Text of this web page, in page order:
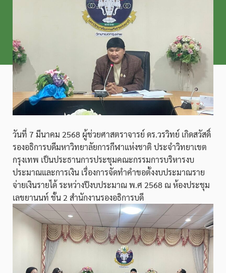
วันที่ 7 มีนาคม 2568 ผู้ช่วยศาสตราจารย์ ดร.วรวิทย์ เกิดสวัสดิ์
รองอธิการบดีมหาวิทยาลัยการกีฬาแห่งชาติ ประจำวิทยาเขต
กรุงเทพ เป็นประธานการประชุมคณะกรรมการบริหารงบ
ประมาณและการเงิน เรื่องการจัดทำคำขอตั้งงบประมาณราย
จ่ายเงินรายได้ ระหว่างปีงบประมาณ พ.ศ 2568 ณ ห้องประชุม
เลขยานนท์ ชั้น 2 สำนักงานรองอธิการบดี